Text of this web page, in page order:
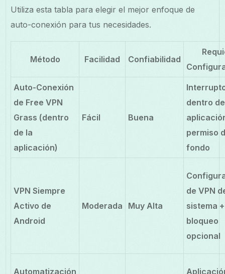
Utiliza esta tabla para elegir el mejor enfoque de
auto-conexión para tus necesidades.
Método Facilidad Confiabilidad
Auto-Conexión
de Free VPN
Grass (dentro
de la
aplicación)
Fácil Buena
dentro
permiso
fondo
VPN Siempre
Activo de
Android
Moderada Muy Alta
de VPN
sistema +
bloqueo
opcional
Automatización